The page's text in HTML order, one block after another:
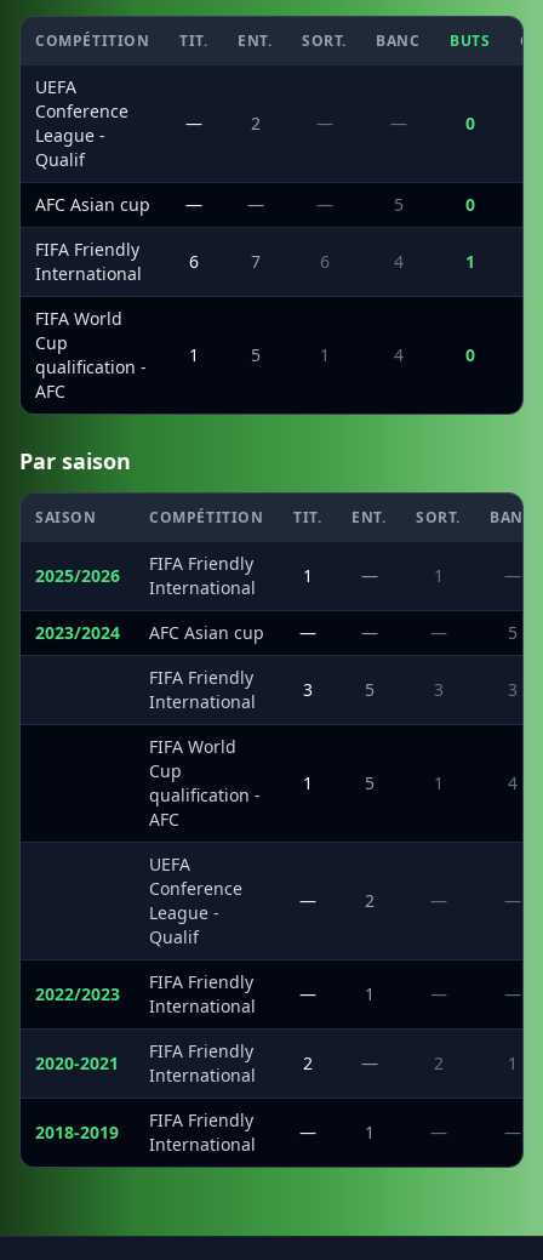
COMPÉTITION TIT. ENT. SORT. BANC BUTS
UEFA
Conference
League -
Qualif
— 2 — — 0
AFC Asian cup — — — 5 0
FIFA Friendly
International
6 7 6 4 1
FIFA World
Cup
qualification -
AFC
1 5 1 4 0
Par saison
SAISON COMPÉTITION TIT. ENT. SORT. BANC
2025/2026
FIFA Friendly
International
1 — 1 —
2023/2024 AFC Asian cup — — — 5
FIFA Friendly
International
3 5 3 3
FIFA World
Cup
qualification -
AFC
1 5 1 4
UEFA
Conference
League -
Qualif
— 2 — —
2022/2023
FIFA Friendly
International
— 1 — —
2020-2021
FIFA Friendly
International
2 — 2 1
2018-2019
FIFA Friendly
International
— 1 — —